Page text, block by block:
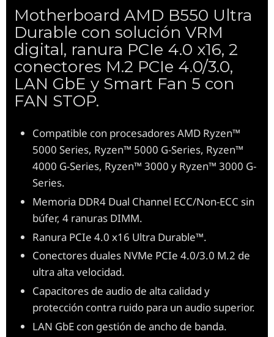
Motherboard AMD B550 Ultra
Durable con solución VRM
digital, ranura PCIe 4.0 x16, 2
conectores M.2 PCIe 4.0/3.0,
LAN GbE y Smart Fan 5 con
FAN STOP.
Compatible con procesadores AMD Ryzen™
5000 Series, Ryzen™ 5000 G-Series, Ryzen™
4000 G-Series, Ryzen™ 3000 y Ryzen™ 3000 G-
Series.
Memoria DDR4 Dual Channel ECC/Non-ECC sin
búfer, 4 ranuras DIMM.
Ranura PCIe 4.0 x16 Ultra Durable™.
Conectores duales NVMe PCIe 4.0/3.0 M.2 de
ultra alta velocidad.
Capacitores de audio de alta calidad y
protección contra ruido para un audio superior.
LAN GbE con gestión de ancho de banda.